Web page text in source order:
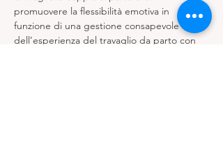
promuovere la flessibilità emotiva in
funzione di una gestione consapevole
dell’esperienza del travaglio da parto con